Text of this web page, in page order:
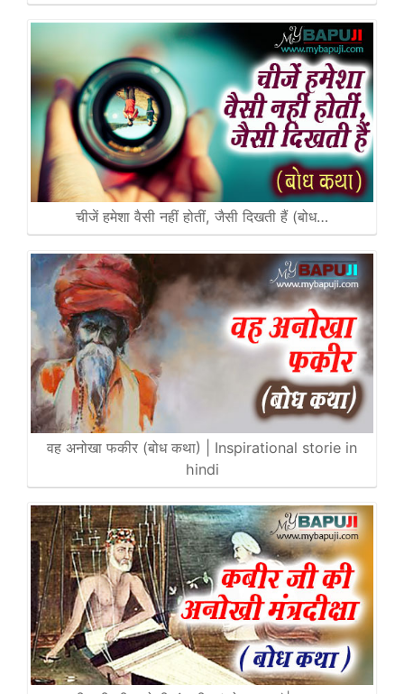
चीजें हमेशा वैसी नहीं होतीं, जैसी दिखती हैं (बोध…
वह अनोखा फकीर (बोध कथा) | Inspirational storie in
hindi